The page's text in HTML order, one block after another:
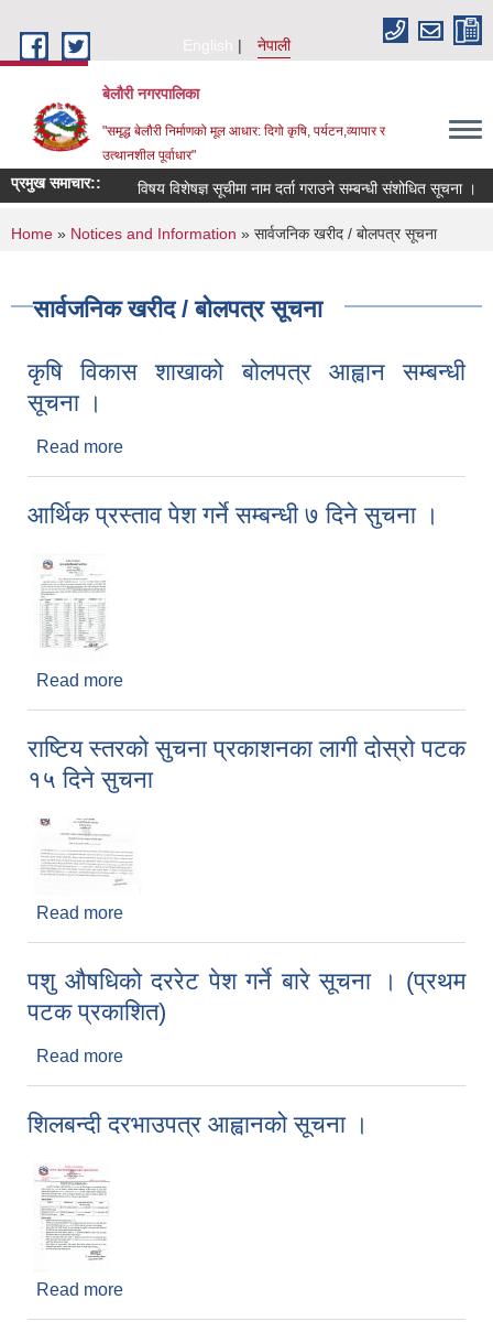
English
नेपाली
बेलौरी नगरपालिका
"समृद्ध बेलौरी निर्माणको मूल आधार: दिगो कृषि, पर्यटन,व्यापार र
उत्थानशील पूर्वाधार"
प्रमुख समाचार:: विषय विशेषज्ञ सूचीमा नाम दर्ता गराउने सम्बन्धी संशोधित सूचना ।
You are here
Home » Notices and Information » सार्वजनिक खरीद / बोलपत्र सूचना
सार्वजनिक खरीद / बोलपत्र सूचना
कृषि विकास शाखाको बोलपत्र आह्वान सम्बन्धी
सूचना ।
Read more
आर्थिक प्रस्ताव पेश गर्ने सम्बन्धी ७ दिने सुचना ।
Read more
राष्टिय स्तरको सुचना प्रकाशनका लागी दोस्रो पटक
१५ दिने सुचना
Read more
पशु औषधिको दररेट पेश गर्ने बारे सूचना । (प्रथम
पटक प्रकाशित)
Read more
शिलबन्दी दरभाउपत्र आह्वानको सूचना ।
Read more